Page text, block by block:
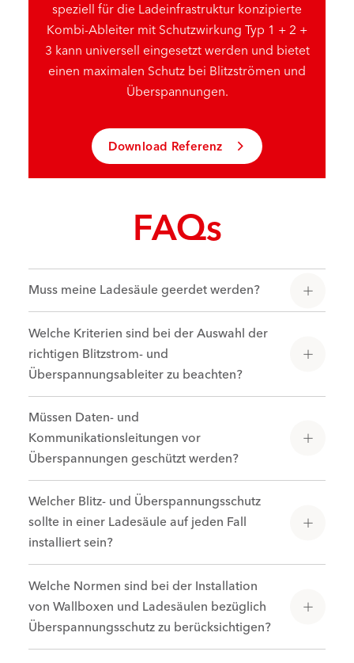
speziell für die Ladeinfrastruktur konzipierte
Kombi-Ableiter mit Schutzwirkung Typ 1 + 2 +
3 kann universell eingesetzt werden und bietet
einen maximalen Schutz bei Blitzströmen und
Überspannungen.
Download Referenz
FAQs
Muss meine Ladesäule geerdet werden?
Welche Kriterien sind bei der Auswahl der
richtigen Blitzstrom- und
Überspannungsableiter zu beachten?
Müssen Daten- und
Kommunikationsleitungen vor
Überspannungen geschützt werden?
Welcher Blitz- und Überspannungsschutz
sollte in einer Ladesäule auf jeden Fall
installiert sein?
Welche Normen sind bei der Installation
von Wallboxen und Ladesäulen bezüglich
Überspannungsschutz zu berücksichtigen?